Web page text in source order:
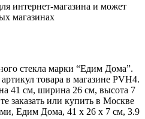
интернет-магазина и может
магазинах
стекла марки “Едим Дома”.
товара в магазине PVH4.
41 см, ширина 26 см, высота 7
заказать или купить в Москве
Едим Дома, 41 x 26 x 7 см, 3.9